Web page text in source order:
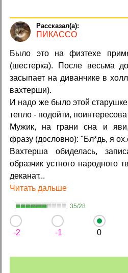
ПИКАССО
Было это на физтехе
(шестерка). После весьма
засыпает на диванчике в
вахтерши).
И надо же было этой
тепло - подойти,
Мужик, на грани сна и
фразу (дословно): "Бл*дь, я
Вахтерша обиделась,
образчик устного народного
деканат...
Читать дальше
35/28
-2 -1 0